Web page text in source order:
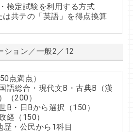
検定試験を利用する方式
は共テの「英語」を得点換算
ション／一般2／12
点満点）
語総合・現代文B・古典B（漢
（200）
B・日Bから選択（150）
経（150）
・公民から1科目